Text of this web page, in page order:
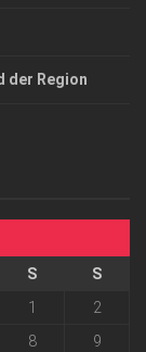
der Region
S
S
1
2
8
9